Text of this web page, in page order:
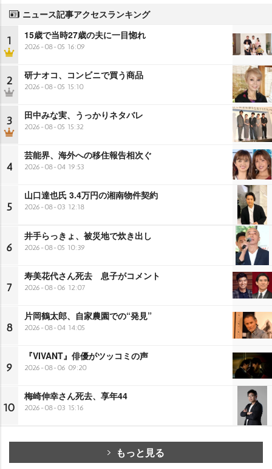
ニュース記事アクセスランキング
1 15歳で当時27歳の夫に一目惚れ
2026-08-05 16:09
2 研ナオコ、コンビニで買う商品
2026-08-05 15:10
3 田中みな実、うっかりネタバレ
2026-08-05 15:32
4
芸能界、海外への移住報告相次ぐ
2026-08-04 19:53
5
山口達也氏 3.4万円の湘南物件契約
2026-08-03 12:18
6
井手らっきょ、被災地で炊き出し
2026-08-05 10:39
7
寿美花代さん死去 息子がコメント
2026-08-06 12:07
8
片岡鶴太郎、自家農園での“発見”
2026-08-04 14:05
9
『VIVANT』俳優がツッコミの声
2026-08-06 09:20
10
梅崎伸幸さん死去、享年44
2026-08-03 15:16
もっと見る